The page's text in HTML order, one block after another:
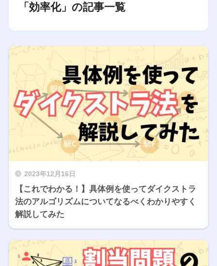
「効率化」の記事一覧
2023年12月16日
【これでわかる！】具体例を使ってダイクストラ
法のアルゴリズムについてなるべくわかりやすく
解説してみた